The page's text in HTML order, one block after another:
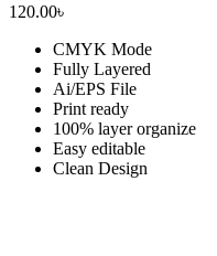
120.00৳
CMYK Mode
Fully Layered
Ai/EPS File
Print ready
100% layer organize
Easy editable
Clean Design